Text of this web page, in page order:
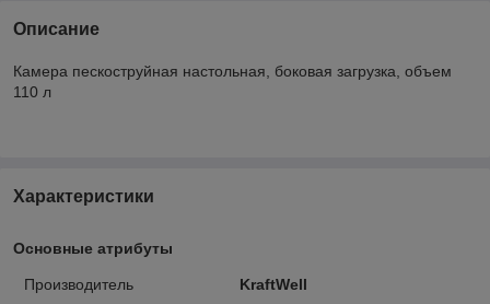
Описание
Камера пескоструйная настольная, боковая загрузка, объем
110 л
Характеристики
Основные атрибуты
Производитель KraftWell